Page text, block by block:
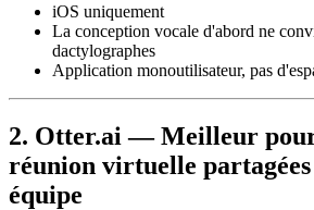
iOS uniquement
La conception vocale d'abord ne
dactylographes
Application monoutilisateur, pas
2. Otter.ai — Meilleur pour
réunion virtuelle partagées
équipe